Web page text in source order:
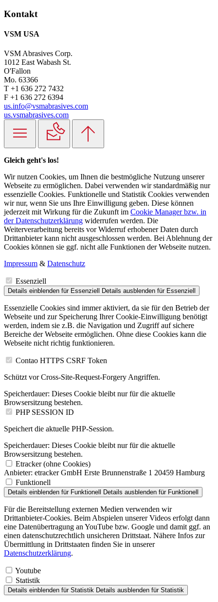
Kontakt
VSM USA
VSM Abrasives Corp.
1012 East Wabash St.
O'Fallon
Mo. 63366
T +1 636 272 7432
F +1 636 272 6394
us.info@vsmabrasives.com
us.vsmabrasives.com
Gleich geht's los!
Wir nutzen Cookies, um Ihnen die bestmögliche Nutzung unserer
Webseite zu ermöglichen. Dabei verwenden wir standardmäßig nur
essenzielle Cookies. Funktionelle und Statistik Cookies verwenden
wir nur, wenn Sie uns Ihre Einwilligung geben. Diese können
jederzeit mit Wirkung für die Zukunft im Cookie Manager bzw. in
der Datenschutzerklärung widerrufen werden. Die
Weiterverarbeitung bereits vor Widerruf erhobener Daten durch
Drittanbieter kann nicht ausgeschlossen werden. Bei Ablehnung der
Cookies können sie ggf. nicht alle Funktionen der Webseite nutzen.
Impressum & Datenschutz
Essenziell
Details einblenden für Essenziell Details ausblenden für Essenziell
Essenzielle Cookies sind immer aktiviert, da sie für den Betrieb der
Webseite und zur Speicherung Ihrer Cookie-Einwilligung benötigt
werden, indem sie z.B. die Navigation und Zugriff auf sichere
Bereiche der Webseite ermöglichen. Ohne diese Cookies kann die
Webseite nicht richtig funktionieren.
Contao HTTPS CSRF Token
Schützt vor Cross-Site-Request-Forgery Angriffen.
Speicherdauer: Dieses Cookie bleibt nur für die aktuelle
Browsersitzung bestehen.
PHP SESSION ID
Speichert die aktuelle PHP-Session.
Speicherdauer: Dieses Cookie bleibt nur für die aktuelle
Browsersitzung bestehen.
Etracker (ohne Cookies)
Anbieter: etracker GmbH Erste Brunnenstraße 1 20459 Hamburg
Funktionell
Details einblenden für Funktionell Details ausblenden für Funktionell
Für die Bereitstellung externen Medien verwenden wir
Drittanbieter-Cookies. Beim Abspielen unserer Videos erfolgt dann
eine Datenübertragung an YouTube bzw. Google und damit ggf. an
einen datenschutzrechtlich unsicheren Drittstaat. Nähere Infos zur
Übermittlung in Drittstaaten finden Sie in unserer
Datenschutzerklärung.
Youtube
Statistik
Details einblenden für Statistik Details ausblenden für Statistik